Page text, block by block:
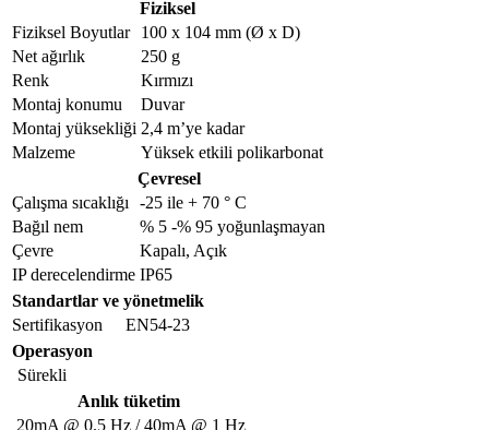
Fiziksel
Fiziksel Boyutlar
100 x 104 mm (Ø x D)
Net ağırlık
250 g
Renk
Kırmızı
Montaj konumu
Duvar
Montaj yüksekliği 2,4 m’ye kadar
Malzeme
Yüksek etkili polikarbonat
Çevresel
Çalışma sıcaklığı -25 ile + 70 ° C
Bağıl nem
% 5 -% 95 yoğunlaşmayan
Çevre
Kapalı, Açık
IP derecelendirme IP65
Standartlar ve yönetmelik
Sertifikasyon
EN54-23
Operasyon
Sürekli
Anlık tüketim
20mA @ 0.5 Hz / 40mA @ 1 Hz